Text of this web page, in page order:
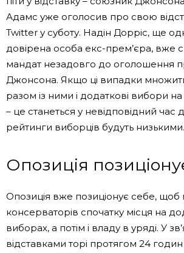
Адамс уже оголосив про свою
Twitter у суботу. Надін Дорріс, ще
довірена особа екс-прем’єра, вже
мандат незадовго до оголошення
Джонсона. Якщо ці випадки
разом із ними і додаткові вибори на
– це станеться у невідповідний час
рейтинги виборців будуть низькими.
Опозиція
Опозиція вже позиціонує себе, щоб
консерваторів спочатку місця на
виборах, а потім і владу в уряді. У
відставками торі протягом 24 годин